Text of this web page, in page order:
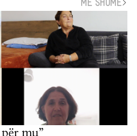
MË SHUMË